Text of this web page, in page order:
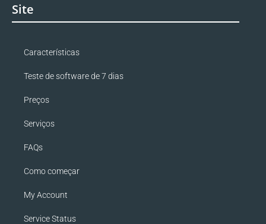
Site
Características
Teste de software de 7 dias
Preços
Serviços
FAQs
Como começar
My Account
Service Status